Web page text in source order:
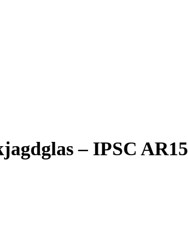
– IPSC AR15